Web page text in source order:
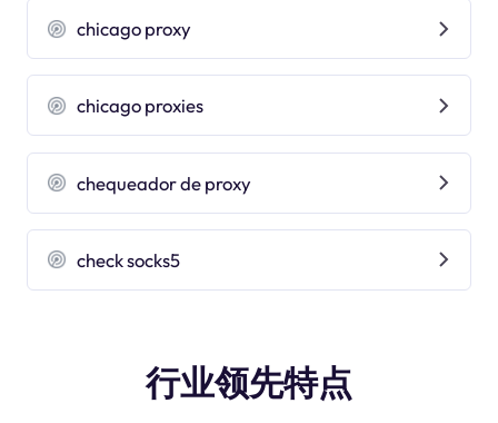
chicago proxy
chicago proxies
chequeador de proxy
check socks5
行业领先特点